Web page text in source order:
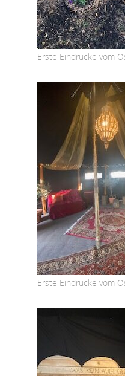
Erste Eindrücke vom
Erste Eindrücke vom